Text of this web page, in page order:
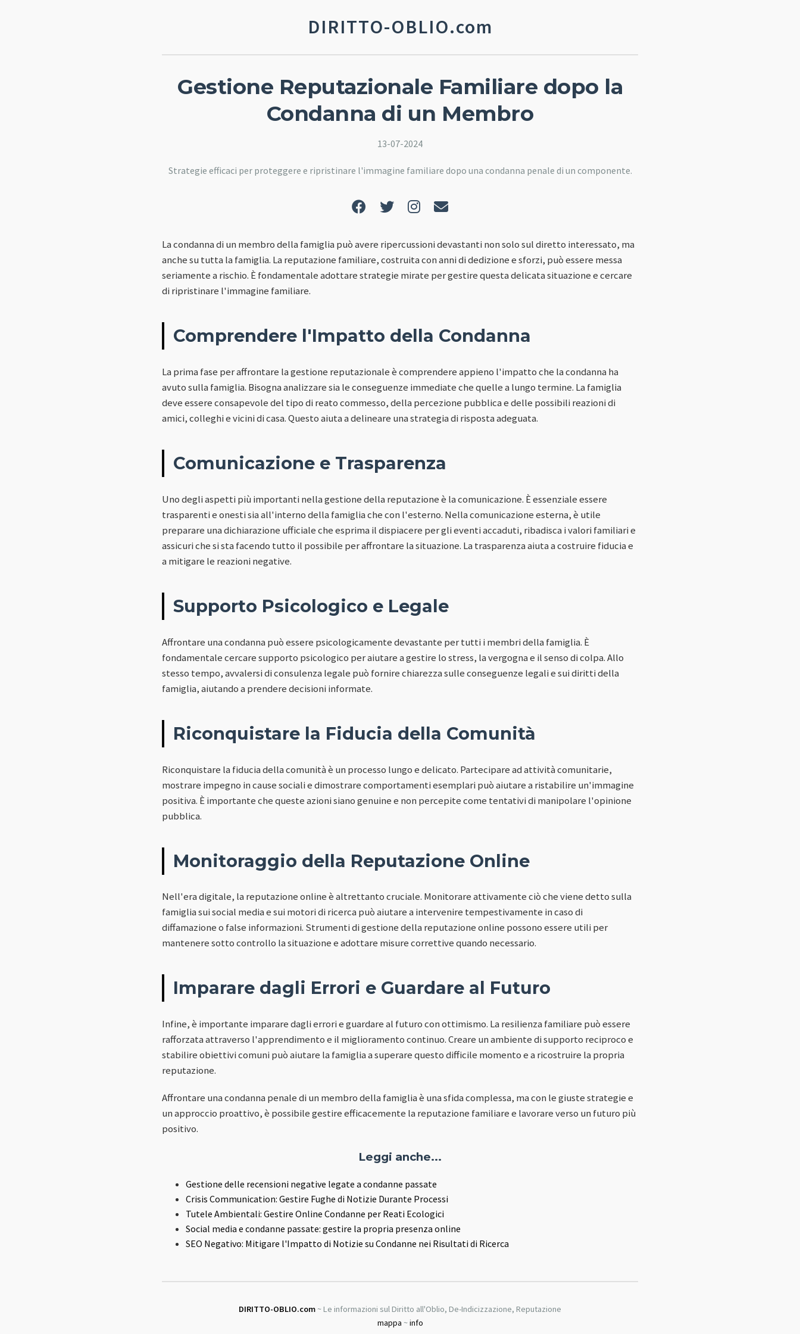
DIRITTO-OBLIO.com
Gestione Reputazionale Familiare dopo la
Condanna di un Membro
13-07-2024
Strategie efficaci per proteggere e ripristinare l'immagine familiare dopo una condanna penale di un componente.
La condanna di un membro della famiglia può avere ripercussioni devastanti non solo sul diretto interessato, ma
anche su tutta la famiglia. La reputazione familiare, costruita con anni di dedizione e sforzi, può essere messa
seriamente a rischio. È fondamentale adottare strategie mirate per gestire questa delicata situazione e cercare
di ripristinare l'immagine familiare.
Comprendere l'Impatto della Condanna
La prima fase per affrontare la gestione reputazionale è comprendere appieno l'impatto che la condanna ha
avuto sulla famiglia. Bisogna analizzare sia le conseguenze immediate che quelle a lungo termine. La famiglia
deve essere consapevole del tipo di reato commesso, della percezione pubblica e delle possibili reazioni di
amici, colleghi e vicini di casa. Questo aiuta a delineare una strategia di risposta adeguata.
Comunicazione e Trasparenza
Uno degli aspetti più importanti nella gestione della reputazione è la comunicazione. È essenziale essere
trasparenti e onesti sia all'interno della famiglia che con l'esterno. Nella comunicazione esterna, è utile
preparare una dichiarazione ufficiale che esprima il dispiacere per gli eventi accaduti, ribadisca i valori familiari e
assicuri che si sta facendo tutto il possibile per affrontare la situazione. La trasparenza aiuta a costruire fiducia e
a mitigare le reazioni negative.
Supporto Psicologico e Legale
Affrontare una condanna può essere psicologicamente devastante per tutti i membri della famiglia. È
fondamentale cercare supporto psicologico per aiutare a gestire lo stress, la vergogna e il senso di colpa. Allo
stesso tempo, avvalersi di consulenza legale può fornire chiarezza sulle conseguenze legali e sui diritti della
famiglia, aiutando a prendere decisioni informate.
Riconquistare la Fiducia della Comunità
Riconquistare la fiducia della comunità è un processo lungo e delicato. Partecipare ad attività comunitarie,
mostrare impegno in cause sociali e dimostrare comportamenti esemplari può aiutare a ristabilire un'immagine
positiva. È importante che queste azioni siano genuine e non percepite come tentativi di manipolare l'opinione
pubblica.
Monitoraggio della Reputazione Online
Nell'era digitale, la reputazione online è altrettanto cruciale. Monitorare attivamente ciò che viene detto sulla
famiglia sui social media e sui motori di ricerca può aiutare a intervenire tempestivamente in caso di
diffamazione o false informazioni. Strumenti di gestione della reputazione online possono essere utili per
mantenere sotto controllo la situazione e adottare misure correttive quando necessario.
Imparare dagli Errori e Guardare al Futuro
Infine, è importante imparare dagli errori e guardare al futuro con ottimismo. La resilienza familiare può essere
rafforzata attraverso l'apprendimento e il miglioramento continuo. Creare un ambiente di supporto reciproco e
stabilire obiettivi comuni può aiutare la famiglia a superare questo difficile momento e a ricostruire la propria
reputazione.
Affrontare una condanna penale di un membro della famiglia è una sfida complessa, ma con le giuste strategie e
un approccio proattivo, è possibile gestire efficacemente la reputazione familiare e lavorare verso un futuro più
positivo.
Leggi anche...
Gestione delle recensioni negative legate a condanne passate
Crisis Communication: Gestire Fughe di Notizie Durante Processi
Tutele Ambientali: Gestire Online Condanne per Reati Ecologici
Social media e condanne passate: gestire la propria presenza online
SEO Negativo: Mitigare l'Impatto di Notizie su Condanne nei Risultati di Ricerca
DIRITTO-OBLIO.com ~ Le informazioni sul Diritto all'Oblio, De-Indicizzazione, Reputazione
mappa ~info